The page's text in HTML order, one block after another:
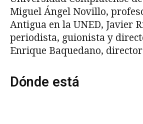
Miguel Ángel Novillo,
Antigua en la UNED, Javier
periodista, guionista y
Enrique Baquedano,
Dónde está